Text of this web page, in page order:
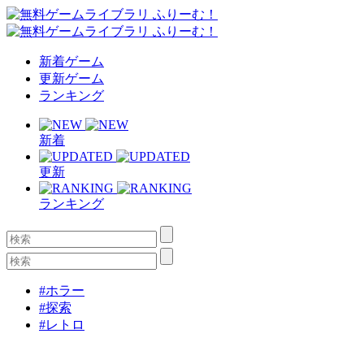
新着ゲーム
更新ゲーム
ランキング
新着
更新
ランキング
#ホラー
#探索
#レトロ